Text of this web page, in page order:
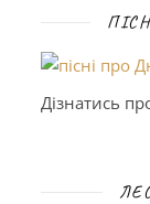
Дізнатись